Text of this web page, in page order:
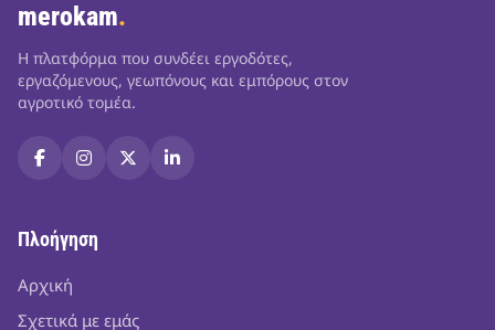
merokam.
Η πλατφόρμα που συνδέει εργοδότες,
εργαζόμενους, γεωπόνους και εμπόρους στον
αγροτικό τομέα.
Πλοήγηση
Αρχική
Σχετικά με εμάς